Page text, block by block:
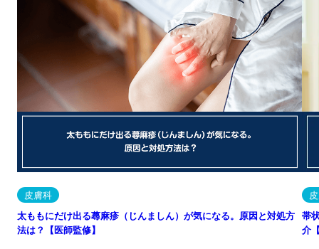
皮膚科
太ももにだけ出る蕁麻疹（じんましん）が気になる。原因と対処方
法は？【医師監修】
帯
介